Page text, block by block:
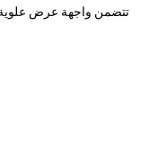
تتضمن واجهة عرض علوية